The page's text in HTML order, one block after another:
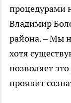
процедурами
Владимир
района. – Мы
хотя
позволяет
проявит